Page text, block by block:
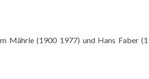
Mährle (1900 1977) und Hans Faber